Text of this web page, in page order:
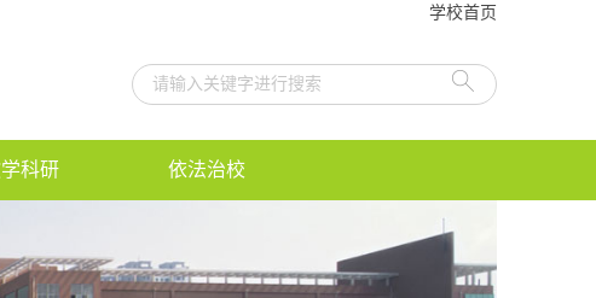
学校首页
科研 依法治校